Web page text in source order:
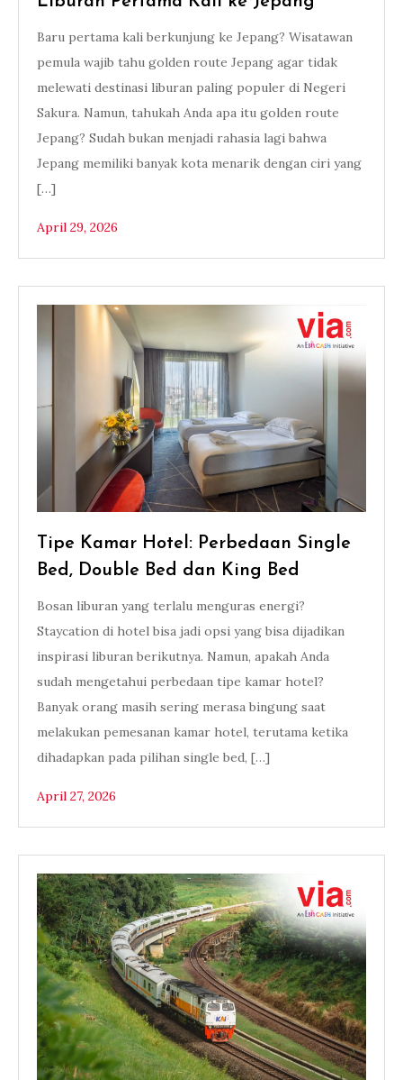
Baru pertama kali berkunjung ke Jepang? Wisatawan
pemula wajib tahu golden route Jepang agar tidak
melewati destinasi liburan paling populer di Negeri
Sakura. Namun, tahukah Anda apa itu golden route
Jepang? Sudah bukan menjadi rahasia lagi bahwa
Jepang memiliki banyak kota menarik dengan ciri yang
[…]
April 29, 2026
Tipe Kamar Hotel: Perbedaan Single
Bed, Double Bed dan King Bed
Bosan liburan yang terlalu menguras energi?
Staycation di hotel bisa jadi opsi yang bisa dijadikan
inspirasi liburan berikutnya. Namun, apakah Anda
sudah mengetahui perbedaan tipe kamar hotel?
Banyak orang masih sering merasa bingung saat
melakukan pemesanan kamar hotel, terutama ketika
dihadapkan pada pilihan single bed, […]
April 27, 2026